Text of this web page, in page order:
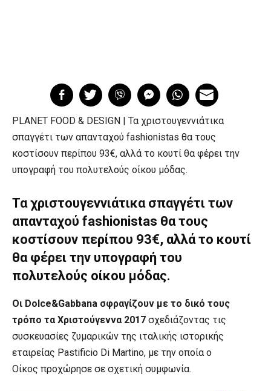
PLANET FOOD & DESIGN | Τα χριστουγεννιάτικα
σπαγγέτι των απανταχού fashionistas θα τους
κοστίσουν περίπου 93€, αλλά το κουτί θα φέρει την
υπογραφή του πολυτελούς οίκου μόδας.
Τα χριστουγεννιάτικα σπαγγέτι των
απανταχού fashionistas θα τους
κοστίσουν περίπου 93€, αλλά το κουτί
θα φέρει την υπογραφή του
πολυτελούς οίκου μόδας.
Οι Dolce&Gabbana σφραγίζουν με το δικό τους
τρόπο τα Χριστούγεννα 2017 σχεδιάζοντας τις
συσκευασίες ζυμαρικών της ιταλικής ιστορικής
εταιρείας Pastificio Di Martino, με την οποία ο
Οίκος προχώρησε σε σχετική συμφωνία.